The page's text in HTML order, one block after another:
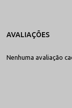
Destaques do
touch" que não
resistentes que
Nenhuma avaliação